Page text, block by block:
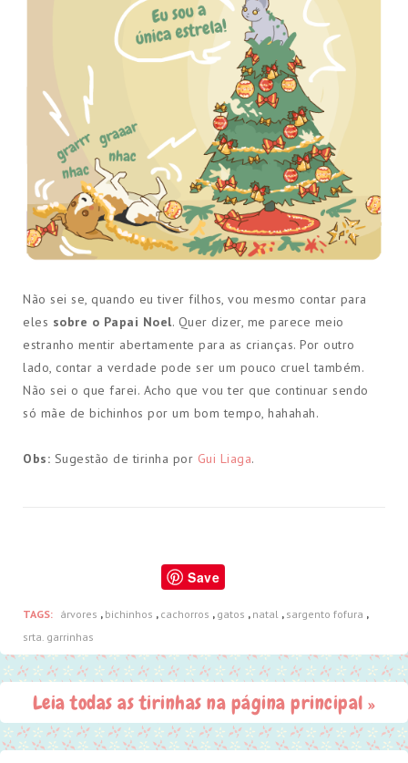
Não sei se, quando eu tiver filhos, vou mesmo contar para
eles sobre o Papai Noel. Quer dizer, me parece meio
estranho mentir abertamente para as crianças. Por outro
lado, contar a verdade pode ser um pouco cruel também.
Não sei o que farei. Acho que vou ter que continuar sendo
só mãe de bichinhos por um bom tempo, hahahah.
Obs: Sugestão de tirinha por Gui Liaga.
Save
TAGS: árvores , bichinhos , cachorros , gatos , natal , sargento fofura ,
srta. garrinhas
Leia todas as tirinhas na página principal »